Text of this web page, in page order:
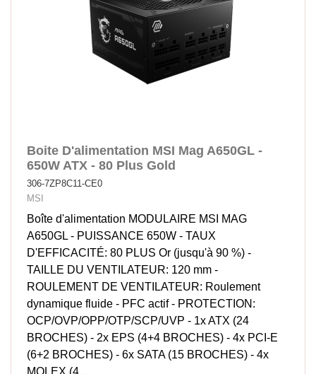
Boite D'alimentation MSI Mag A650GL -
650W ATX - 80 Plus Gold
306-7ZP8C11-CE0
MSI
Boîte d'alimentation MODULAIRE MSI MAG
A650GL - PUISSANCE 650W - TAUX
D'EFFICACITÉ: 80 PLUS Or (jusqu'à 90 %) -
TAILLE DU VENTILATEUR: 120 mm -
ROULEMENT DE VENTILATEUR: Roulement
dynamique fluide - PFC actif - PROTECTION:
OCP/OVP/OPP/OTP/SCP/UVP - 1x ATX (24
BROCHES) - 2x EPS (4+4 BROCHES) - 4x PCI-E
(6+2 BROCHES) - 6x SATA (15 BROCHES) - 4x
MOLEX (4...